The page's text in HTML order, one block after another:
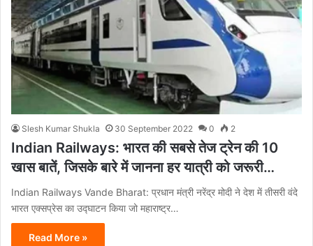
Slesh Kumar Shukla 30 September 2022 0 2
Indian Railways: भारत की सबसे तेज ट्रेन की 10
खास बातें, जिसके बारे में जानना हर यात्री को जरूरी…
Indian Railways Vande Bharat: प्रधान मंत्री नरेंद्र मोदी ने देश में तीसरी वंदे
भारत एक्सप्रेस का उद्घाटन किया जो महाराष्ट्र…
Read More »